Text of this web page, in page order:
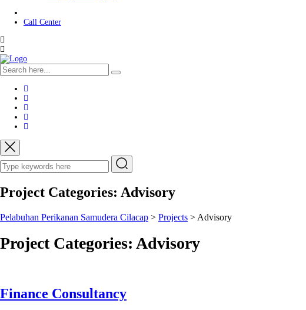
Call Center
Project Categories: Advisory
Pelabuhan Perikanan Samudera Cilacap > Projects > Advisory
Project Categories: Advisory
Finance Consultancy